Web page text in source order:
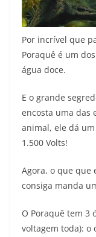
Por incrível que
Poraquê é um
água doce.
E o grande
encosta uma das
animal, ele dá
1.500 Volts!
Agora, o que que
consiga manda
O Poraquê tem 3
voltagem toda): o